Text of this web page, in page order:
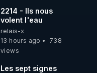
2214 - Ils nous
volent l'eau
relais-x
13 hours ago
738
views
Les sept signes